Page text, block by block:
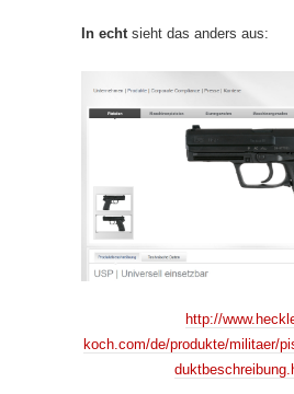
In echt sieht das anders aus:
http://
koch.com/de/produkte/militaer/